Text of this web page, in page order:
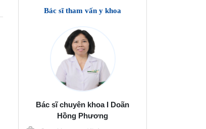
Bác sĩ tham vấn y khoa
Bác sĩ chuyên khoa I Doãn
Hồng Phương